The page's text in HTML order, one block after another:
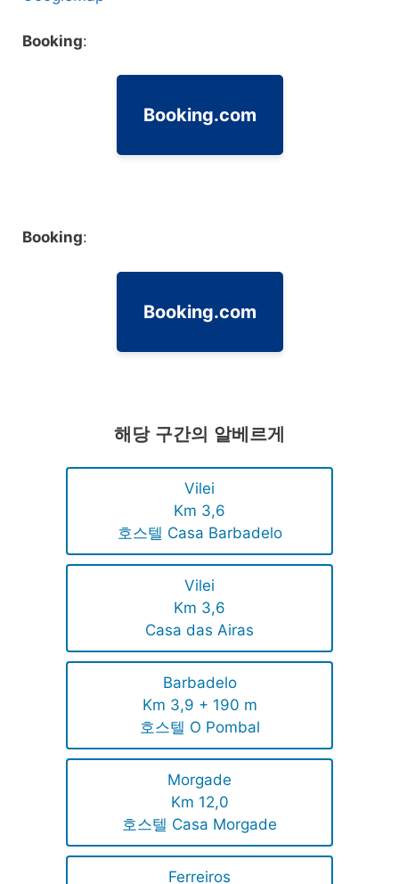
Booking:
Booking.com
Booking:
Booking.com
해당 구간의 알베르게
Vilei
Km 3,6
호스텔 Casa Barbadelo
Vilei
Km 3,6
Casa das Airas
Barbadelo
Km 3,9 + 190 m
호스텔 O Pombal
Morgade
Km 12,0
호스텔 Casa Morgade
Ferreiros